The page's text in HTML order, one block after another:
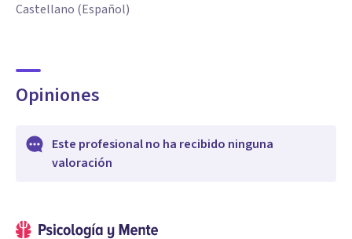
Castellano (Español)
Opiniones
Este profesional no ha recibido ninguna
valoración